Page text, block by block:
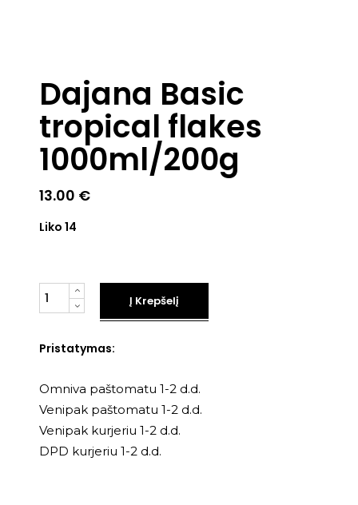
Dajana Basic
tropical flakes
1000ml/200g
13.00 €
Liko 14
Kiekis
Į Krepšelį
Pristatymas:
Omniva paštomatu 1-2 d.d.
Venipak paštomatu 1-2 d.d.
Venipak kurjeriu 1-2 d.d.
DPD kurjeriu 1-2 d.d.